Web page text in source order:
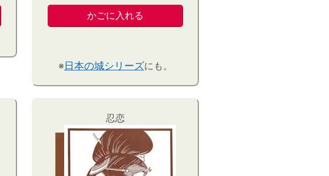
※ 日本の城シリーズにも。
忍恋